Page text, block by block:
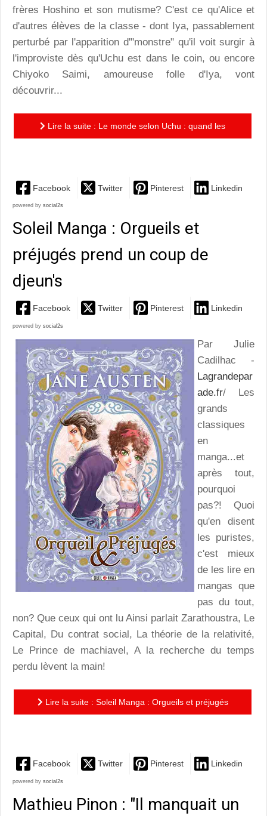
frères Hoshino et son mutisme? C'est ce qu'Alice et
d'autres élèves de la classe - dont Iya, passablement
perturbé par l'apparition d'"monstre" qu'il voit surgir à
l'improviste dès qu'Uchu est dans le coin, ou encore
Chiyoko Saimi, amoureuse folle d'Iya, vont
découvrir...
Lire la suite : Le monde selon Uchu : quand les
Facebook Twitter Pinterest Linkedin
powered by social2s
Soleil Manga : Orgueils et
préjugés prend un coup de
djeun's
Facebook Twitter Pinterest Linkedin
powered by social2s
Par Julie
Cadilhac -
Lagrandepar
ade.fr/ Les
grands
classiques
en
manga...et
après tout,
pourquoi
pas?! Quoi
qu'en disent
les puristes,
c'est mieux
de les lire en
mangas que
pas du tout,
non? Que ceux qui ont lu Ainsi parlait Zarathoustra, Le
Capital, Du contrat social, La théorie de la relativité,
Le Prince de machiavel, A la recherche du temps
perdu lèvent la main!
Lire la suite : Soleil Manga : Orgueils et préjugés
Facebook Twitter Pinterest Linkedin
powered by social2s
Mathieu Pinon : "Il manquait un